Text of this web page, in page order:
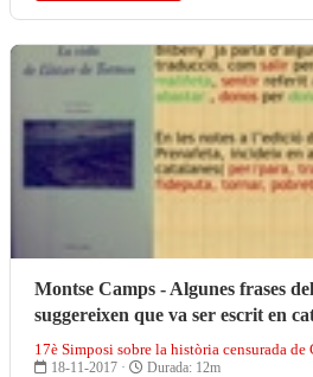
Montse Camps - Algunes frases
suggereixen que va ser escrit en
17è Simposi sobre la història censurada
18-11-2017 · Durada: 12m